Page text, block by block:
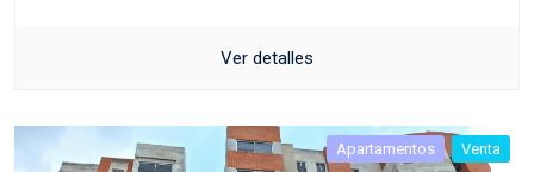
Ver detalles
Apartamentos Venta